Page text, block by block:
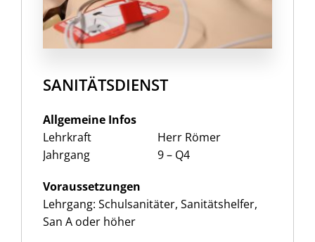
SANITÄTSDIENST
Allgemeine Infos
Lehrkraft
Jahrgang
Herr Römer
9 – Q4
Voraussetzungen
Lehrgang: Schulsanitäter, Sanitätshelfer,
San A oder höher